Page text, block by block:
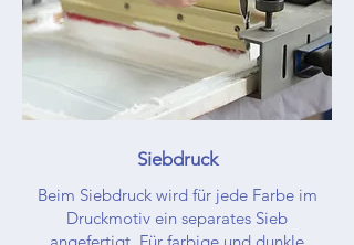
Siebdruck
Beim Siebdruck wird für jede Farbe im
Druckmotiv ein separates Sieb